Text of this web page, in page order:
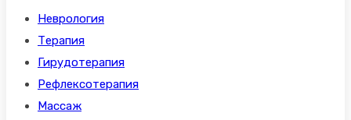
Неврология
Терапия
Гирудотерапия
Рефлексотерапия
Массаж